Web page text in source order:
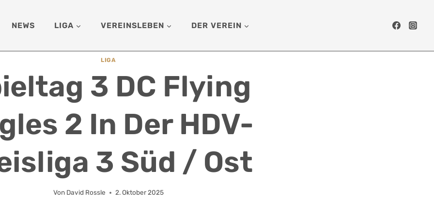
NEWS LIGA VEREINSLEBEN DER VEREIN
LIGA
3 DC Flying
2 In Der HDV-
3 Süd / Ost
Von David Rossle 2. Oktober 2025